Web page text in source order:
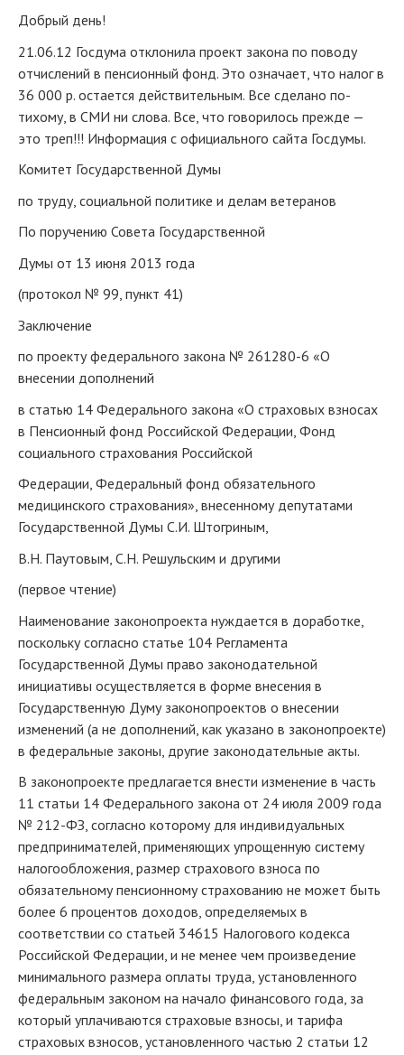
Добрый день!
21.06.12 Госдума отклонила проект закона по поводу
отчислений в пенсионный фонд. Это означает, что налог в
36 000 р. остается действительным. Все сделано по-
тихому, в СМИ ни слова. Все, что говорилось прежде —
это треп!!! Информация с официального сайта Госдумы.
Комитет Государственной Думы
по труду, социальной политике и делам ветеранов
По поручению Совета Государственной
Думы от 13 июня 2013 года
(протокол № 99, пункт 41)
Заключение
по проекту федерального закона № 261280-6 «О
внесении дополнений
в статью 14 Федерального закона «О страховых взносах
в Пенсионный фонд Российской Федерации, Фонд
социального страхования Российской
Федерации, Федеральный фонд обязательного
медицинского страхования», внесенному депутатами
Государственной Думы С.И. Штогриным,
В.Н. Паутовым, С.Н. Решульским и другими
(первое чтение)
Наименование законопроекта нуждается в доработке,
поскольку согласно статье 104 Регламента
Государственной Думы право законодательной
инициативы осуществляется в форме внесения в
Государственную Думу законопроектов о внесении
изменений (а не дополнений, как указано в законопроекте)
в федеральные законы, другие законодательные акты.
В законопроекте предлагается внести изменение в часть
11 статьи 14 Федерального закона от 24 июля 2009 года
№ 212-ФЗ, согласно которому для индивидуальных
предпринимателей, применяющих упрощенную систему
налогообложения, размер страхового взноса по
обязательному пенсионному страхованию не может быть
более 6 процентов доходов, определяемых в
соответствии со статьей 34615 Налогового кодекса
Российской Федерации, и не менее чем произведение
минимального размера оплаты труда, установленного
федеральным законом на начало финансового года, за
который уплачиваются страховые взносы, и тарифа
страховых взносов, установленного частью 2 статьи 12